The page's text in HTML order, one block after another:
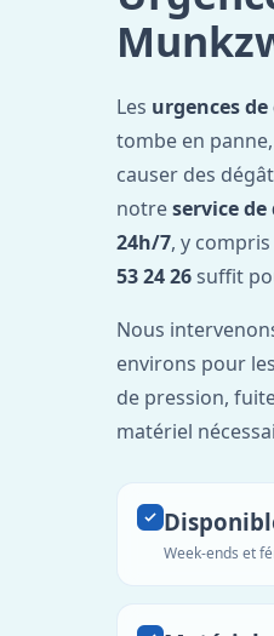
Les urgences
tombe en
causer des
notreservice
24h/7, y
53 24 26suffit
Nous
environs pour
de pression,
matériel
Week-ends et